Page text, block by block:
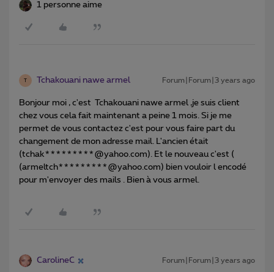
1 personne aime
Tchakouani nawe armel Forum|Forum|3 years ago
Bonjour moi , c'est Tchakouani nawe armel ,je suis client
chez vous cela fait maintenant a peine 1 mois. Si je me
permet de vous contactez c'est pour vous faire part du
changement de mon adresse mail. L'ancien était
(tchak*********@yahoo.com). Et le nouveau c'est (
(armeltch*********@yahoo.com) bien vouloir l encodé
pour m'envoyer des mails . Bien à vous armel.
CarolineC Forum|Forum|3 years ago